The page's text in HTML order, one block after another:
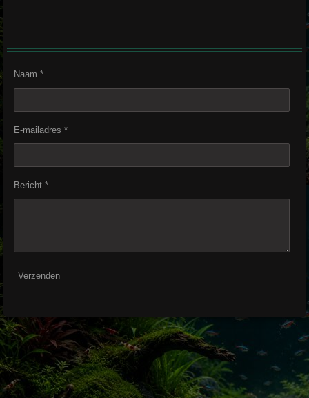
Naam *
E-mailadres *
Bericht *
Verzenden